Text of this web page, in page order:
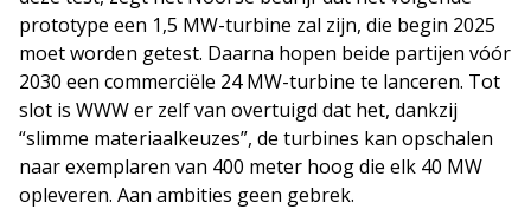
prototype een 1,5 MW-turbine zal zijn, die begin 2025
moet worden getest. Daarna hopen beide partijen vóór
2030 een commerciële 24 MW-turbine te lanceren. Tot
slot is WWW er zelf van overtuigd dat het, dankzij
“slimme materiaalkeuzes”, de turbines kan opschalen
naar exemplaren van 400 meter hoog die elk 40 MW
opleveren. Aan ambities geen gebrek.